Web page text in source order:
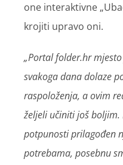
one interaktivne
krojiti upravo oni.
„Portal folder.hr
svakoga dana dolaze
raspoloženja, a ovim
željeli učiniti još
potpunosti prilagođen
potrebama, posebnu